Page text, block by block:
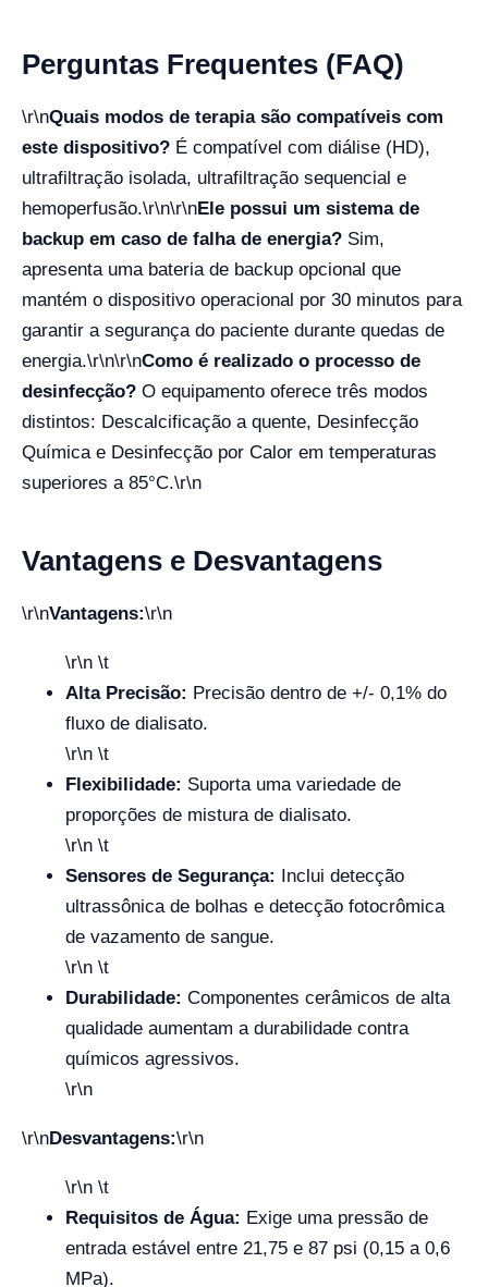
Perguntas Frequentes (FAQ)
\r\nQuais modos de terapia são compatíveis com
este dispositivo? É compatível com diálise (HD),
ultrafiltração isolada, ultrafiltração sequencial e
hemoperfusão.\r\n\r\nEle possui um sistema de
backup em caso de falha de energia? Sim,
apresenta uma bateria de backup opcional que
mantém o dispositivo operacional por 30 minutos para
garantir a segurança do paciente durante quedas de
energia.\r\n\r\nComo é realizado o processo de
desinfecção? O equipamento oferece três modos
distintos: Descalcificação a quente, Desinfecção
Química e Desinfecção por Calor em temperaturas
superiores a 85°C.\r\n
Vantagens e Desvantagens
\r\nVantagens:\r\n
\r\n \t
Alta Precisão: Precisão dentro de +/- 0,1% do
fluxo de dialisato.
\r\n \t
Flexibilidade: Suporta uma variedade de
proporções de mistura de dialisato.
\r\n \t
Sensores de Segurança: Inclui detecção
ultrassônica de bolhas e detecção fotocrômica
de vazamento de sangue.
\r\n \t
Durabilidade: Componentes cerâmicos de alta
qualidade aumentam a durabilidade contra
químicos agressivos.
\r\n
\r\nDesvantagens:\r\n
\r\n \t
Requisitos de Água: Exige uma pressão de
entrada estável entre 21,75 e 87 psi (0,15 a 0,6
MPa).